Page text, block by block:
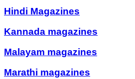
Hindi Magazines
Kannada magazines
Malayam magazines
Marathi magazines